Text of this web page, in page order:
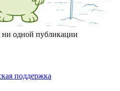
ни одной публикации
поддержка